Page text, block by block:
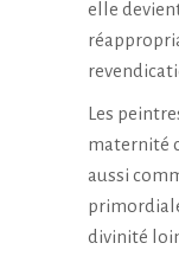
elle
Les
maternité
aussi
divinité